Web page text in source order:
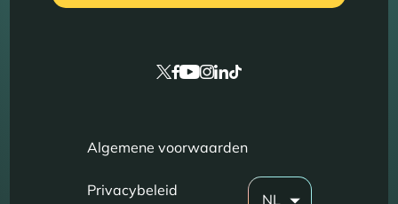
Algemene voorwaarden
Privacybeleid
NL